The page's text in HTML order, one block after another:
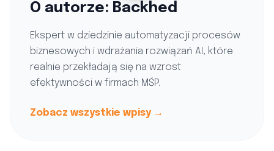
O autorze: Backhed
Ekspert w dziedzinie automatyzacji procesów
biznesowych i wdrażania rozwiązań AI, które
realnie przekładają się na wzrost
efektywności w firmach MŚP.
Zobacz wszystkie wpisy →